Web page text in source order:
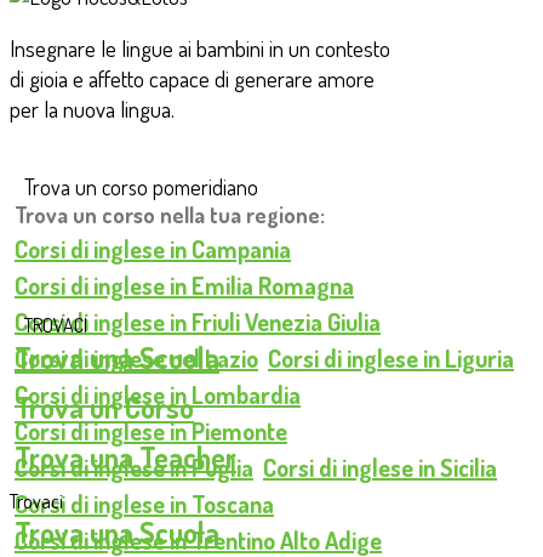
TROVACI
Trova una Scuola
Trova un Corso
Trova una Teacher
Trovaci
Trova una Scuola
Insegnare le lingue ai bambini in un contesto
di gioia e affetto capace di generare amore
per la nuova lingua.
Trova un corso pomeridiano
Trova un corso nella tua regione:
Corsi di inglese in Campania
Corsi di inglese in Emilia Romagna
Corsi di inglese in Friuli Venezia Giulia
Corsi di inglese nel Lazio Corsi di inglese in Liguria
Corsi di inglese in Lombardia
Corsi di inglese in Piemonte
Corsi di inglese in Puglia Corsi di inglese in Sicilia
Corsi di inglese in Toscana
Corsi di inglese in Trentino Alto Adige